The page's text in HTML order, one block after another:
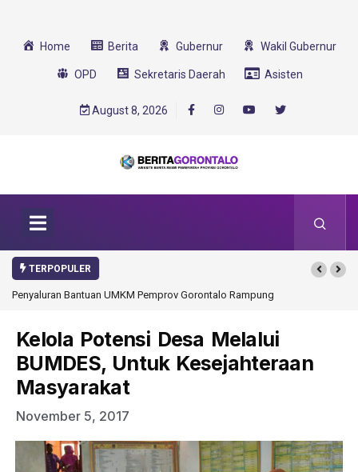
Home Berita Gubernur Wakil Gubernur
OPD Sekretaris Daerah Asisten
August 8, 2026
TERPOPULER
Penyaluran Bantuan UMKM Pemprov Gorontalo Rampung
Kelola Potensi Desa Melalui
BUMDES, Untuk Kesejahteraan
Masyarakat
November 5, 2017